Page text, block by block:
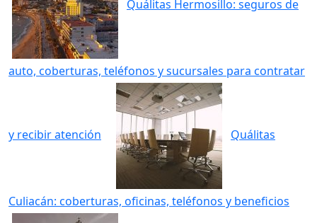
Quálitas Hermosillo: seguros de
auto, coberturas, teléfonos y sucursales para contratar
y recibir atención Quálitas
Culiacán: coberturas, oficinas, teléfonos y beneficios